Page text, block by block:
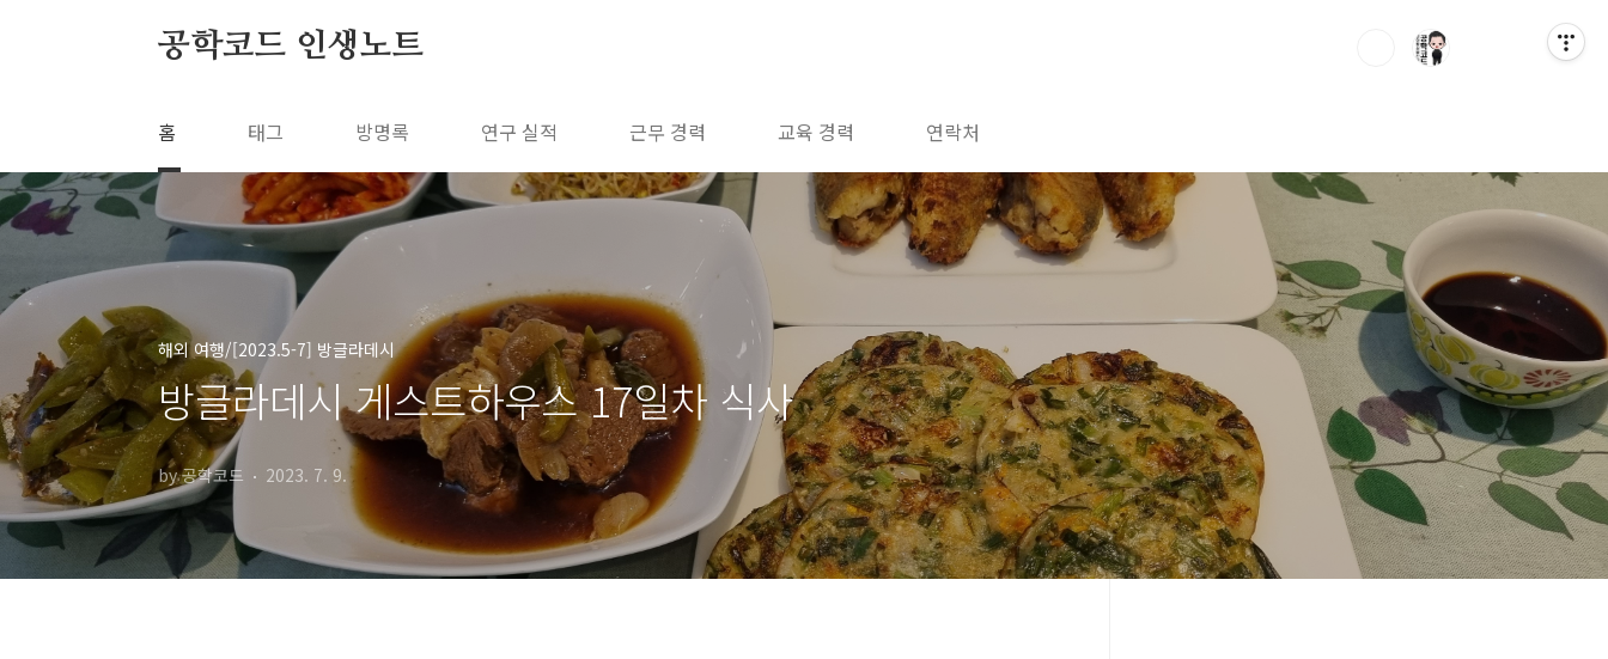
공학코드 인생노트
홈 태그 방명록 연구 실적 근무 경력 교육 경력 연락처
해외 여행/[2023.5-7] 방글라데시
방글라데시 게스트하우스 17일차 식사
by 공학코드 2023. 7. 9.